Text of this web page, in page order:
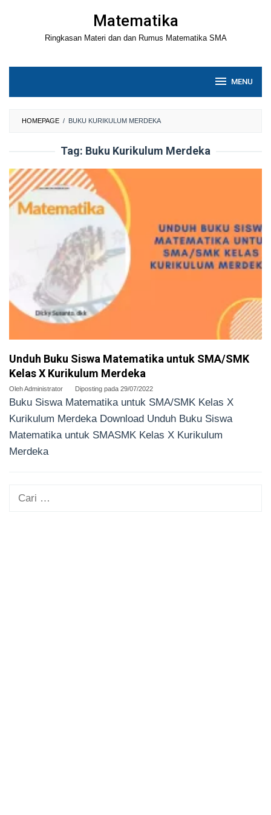
Matematika
Ringkasan Materi dan dan Rumus Matematika SMA
MENU
HOMEPAGE / BUKU KURIKULUM MERDEKA
Tag: Buku Kurikulum Merdeka
Unduh Buku Siswa Matematika untuk SMA/SMK
Kelas X Kurikulum Merdeka
OlehAdministrator Diposting pada 29/07/2022
Buku Siswa Matematika untuk SMA/SMK Kelas X
Kurikulum Merdeka Download Unduh Buku Siswa
Matematika untuk SMASMK Kelas X Kurikulum
Merdeka
Cari